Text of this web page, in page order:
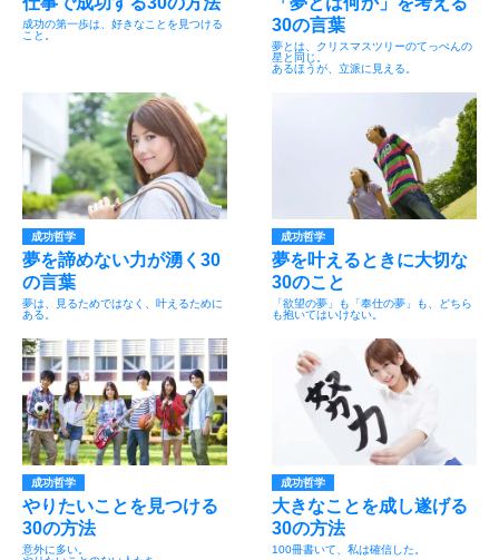
成功の第一歩は、好きなことを見つける
こと。
30の言葉
夢とは、クリスマスツリーのてっぺんの
星と同じ。
あるほうが、立派に見える。
成功哲学
夢を諦めない力が湧く30
の言葉
夢は、見るためではなく、叶えるために
ある。
成功哲学
夢を叶えるときに大切な
30のこと
「欲望の夢」も「奉仕の夢」も、どちら
も抱いてはいけない。
成功哲学
やりたいことを見つける
30の方法
意外に多い。
成功哲学
大きなことを成し遂げる
30の方法
100冊書いて、私は確信した。